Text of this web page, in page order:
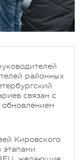
районных
связан с
обновлением
Кировского
этапами